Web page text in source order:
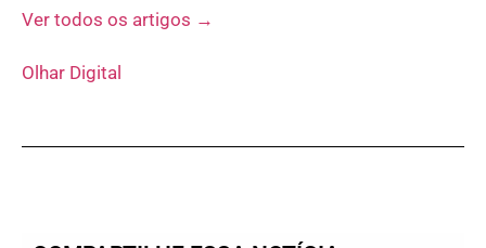
Ver todos os artigos →
Olhar Digital